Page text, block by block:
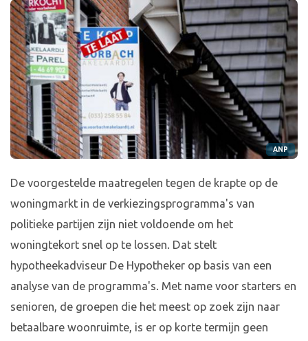
ANP
De voorgestelde maatregelen tegen de krapte op de
woningmarkt in de verkiezingsprogramma's van
politieke partijen zijn niet voldoende om het
woningtekort snel op te lossen. Dat stelt
hypotheekadviseur De Hypotheker op basis van een
analyse van de programma's. Met name voor starters en
senioren, de groepen die het meest op zoek zijn naar
betaalbare woonruimte, is er op korte termijn geen